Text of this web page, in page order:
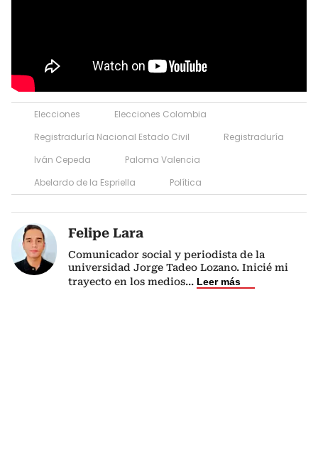
Elecciones
Elecciones Colombia
Registraduría Nacional Estado Civil
Registraduría
Iván Cepeda
Paloma Valencia
Abelardo de la Espriella
Política
Felipe Lara
Comunicador social y periodista de la
universidad Jorge Tadeo Lozano. Inicié mi
trayecto en los medios... Leer más